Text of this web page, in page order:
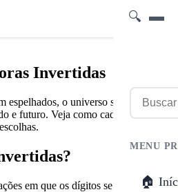
🔍
MENU
🏠
Invertidas
espelhados, o universo sinaliza a
e futuro. Veja como cada hora
em que os dígitos se refletem